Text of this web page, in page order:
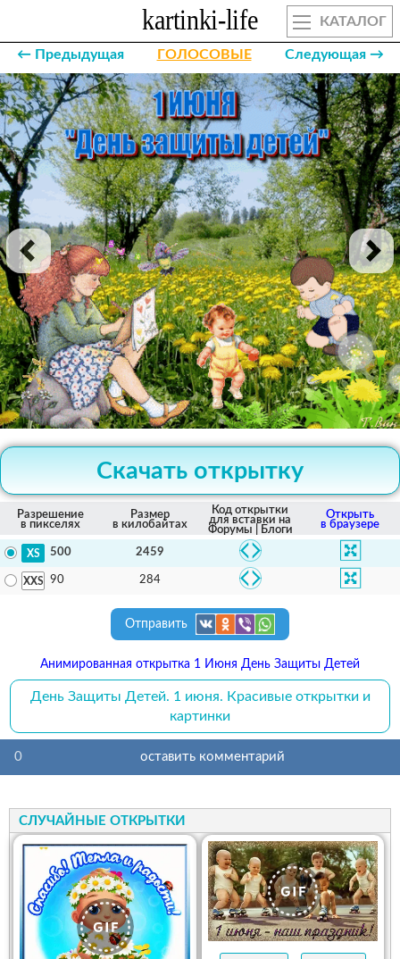
КАТАЛОГ
← Предыдущая ГОЛОСОВЫЕ Следующая →
Скачать открытку
Разрешение
в пикселях
Размер
в килобайтах
Код открытки
для вставки на
Форумы | Блоги
Открыть
в браузере
500 2459
90 284
Отправить
Анимированная открытка 1 Июня День Защиты Детей
День Защиты Детей. 1 июня. Красивые открытки и
картинки
0 оставить комментарий
СЛУЧАЙНЫЕ ОТКРЫТКИ